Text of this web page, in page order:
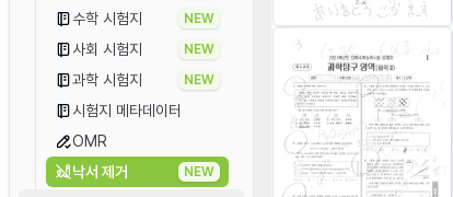
수학 시험지 NEW
사회 시험지 NEW
과학 시험지 NEW
시험지 메타데이터
OMR
낙서 제거
NEW